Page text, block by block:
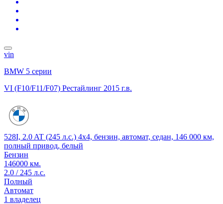
vin
BMW 5 серии
VI (F10/F11/F07) Рестайлинг 2015 г.в.
528I, 2.0 AT (245 л.с.) 4x4, бензин, автомат, седан, 146 000 км,
полный привод, белый
Бензин
146000 км.
2.0 / 245 л.с.
Полный
Автомат
1 владелец